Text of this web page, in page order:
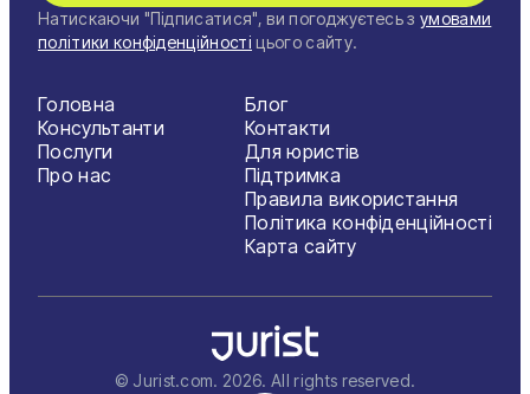
Шостка
Київ
Львів
Натискаючи "Підписатися", ви погоджуєтесь з умовами
політики конфіденційності цього сайту.
Головна
Консультанти
Послуги
Про нас
Блог
Контакти
Для юристів
Підтримка
Правила використання
Політика конфіденційності
Карта сайту
© Jurist.com. 2026. All rights reserved.